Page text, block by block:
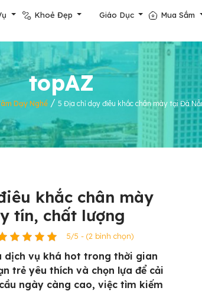
Khoẻ Đẹp Giáo Dục Mua Sắm
topAZ
Dạy Nghề/ 5 Địa chỉ dạy điêu khắc chân mày tại Đà
khắc chân mày
tín, chất lượng
5/5 - (2 bình chọn)
dịch vụ khá hot trong thời gian
trẻ yêu thích và chọn lựa để cải
ngày càng cao, việc tìm kiếm